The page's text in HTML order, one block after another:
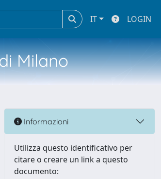
IT LOGIN
Milano
Informazioni
Utilizza questo identificativo per
citare o creare un link a questo
documento: